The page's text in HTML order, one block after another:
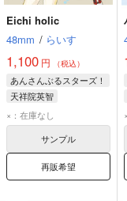
Eichi holic
48mm / らいす
1,100 円 （税込）
あんさんぶるスターズ！
天祥院英智
×：在庫なし
サンプル
再販希望